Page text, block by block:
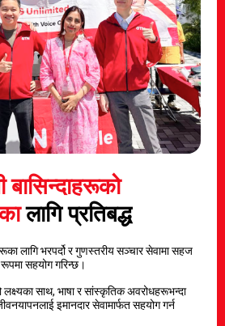
बासिन्दाहरूको
लागि प्रतिबद्ध
लागि भरपर्दो र गुणस्तरीय सञ्चार सेवामा सहज
सहयोग गरिन्छ।
साथ, भाषा र सांस्कृतिक अवरोधहरूभन्दा
इमानदार सेवामार्फत सहयोग गर्न